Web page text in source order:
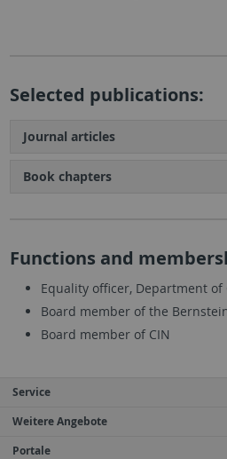
Selected publications:
Journal articles
Book chapters
Functions and
Equality officer, Department of
Board member of the
Board member of CIN
Service
Weitere Angebote
Portale